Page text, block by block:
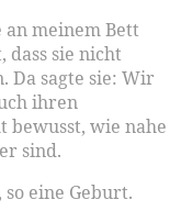
meinem Bett
dass sie nicht
Da sagte sie: Wir
ihren
bewusst, wie nahe
sind.
eine Geburt.